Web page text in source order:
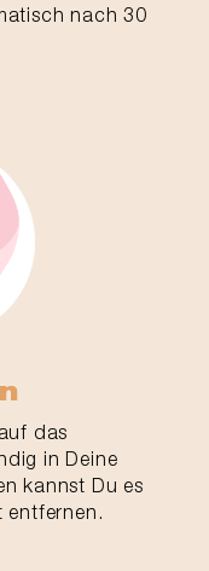
nach 30
das
in Deine
kannst Du es
entfernen.